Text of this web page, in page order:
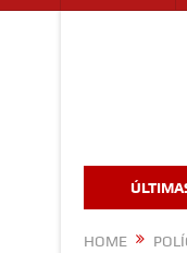
100 anos com
HOME